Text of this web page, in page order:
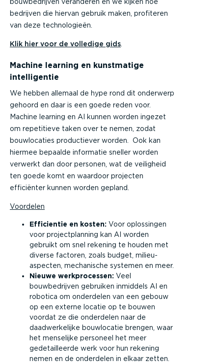
bedrijven die hiervan gebruik maken, profiteren
van deze technologieën.
Klik hier voor de volledige gids
Machine learning en kunstmatige
intelligentie
We hebben allemaal de hype rond dit onderwerp
gehoord en daar is een goede reden voor.
Machine learning en AI kunnen worden ingezet
om repetitieve taken over te nemen, zodat
bouwlocaties productiever worden. Ook kan
hiermee bepaalde informatie sneller worden
verwerkt dan door personen, wat de veiligheid
ten goede komt en waardoor projecten
efficiënter kunnen worden gepland.
Voordelen
Efficientie en kosten: Voor oplossingen
voor projectplanning kan AI worden
gebruikt om snel rekening te houden met
diverse factoren, zoals budget, milieu-
aspecten, mechanische systemen en meer.
Nieuwe werkprocessen: Veel
bouwbedrijven gebruiken inmiddels AI en
robotica om onderdelen van een gebouw
op een externe locatie op te bouwen
voordat ze die onderdelen naar de
daadwerkelijke bouwlocatie brengen, waar
het menselijke personeel het meer
gedetailleerde werk voor hun rekening
nemen en de onderdelen in elkaar zetten.